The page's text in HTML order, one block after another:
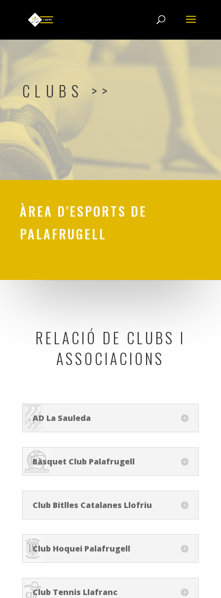
CLUBS >>
ÀREA D'ESPORTS DE
PALAFRUGELL
RELACIÓ DE CLUBS I
ASSOCIACIONS
AD La Sauleda
Bàsquet Club Palafrugell
Club Bitlles Catalanes Llofriu
Club Hoquei Palafrugell
Club Tennis Llafranc